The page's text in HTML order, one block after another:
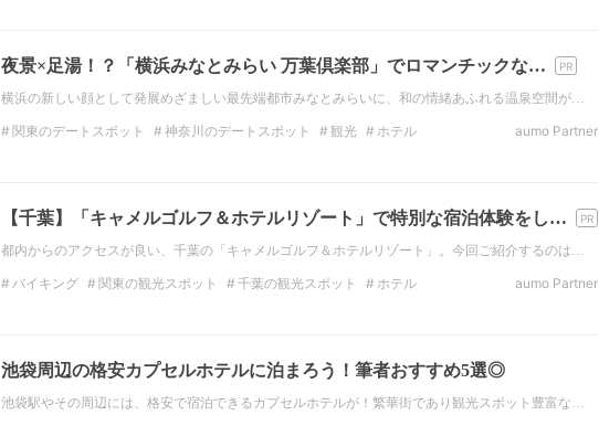
夜景×足湯！？「横浜みなとみらい 万葉倶楽部」でロマンチックな…
横浜の新しい顔として発展めざましい最先端都市みなとみらいに、和の情緒あふれる温泉空間が…
関東のデートスポット 神奈川のデートスポット 観光
ホテル
aumo Partner
【千葉】「キャメルゴルフ＆ホテルリゾート」で特別な宿泊体験をし…
都内からのアクセスが良い、千葉の「キャメルゴルフ＆ホテルリゾート」。今回ご紹介するのは…
バイキング 関東の観光スポット 千葉の観光スポット
ホテル
aumo Partner
池袋周辺の格安カプセルホテルに泊まろう！筆者おすすめ5選◎
池袋駅やその周辺には、格安で宿泊できるカプセルホテルが！繁華街であり観光スポット豊富な…